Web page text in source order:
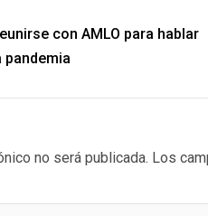
con AMLO para hablar
pandemia
no será publicada. Los